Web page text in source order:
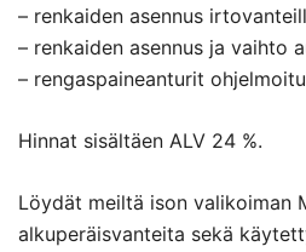
– renkaiden asennus
– renkaiden asennus ja vaihto
– rengaspaineanturit
Hinnat sisältäen ALV 24 %.
Löydät meiltä ison valikoiman
alkuperäisvanteita sekä